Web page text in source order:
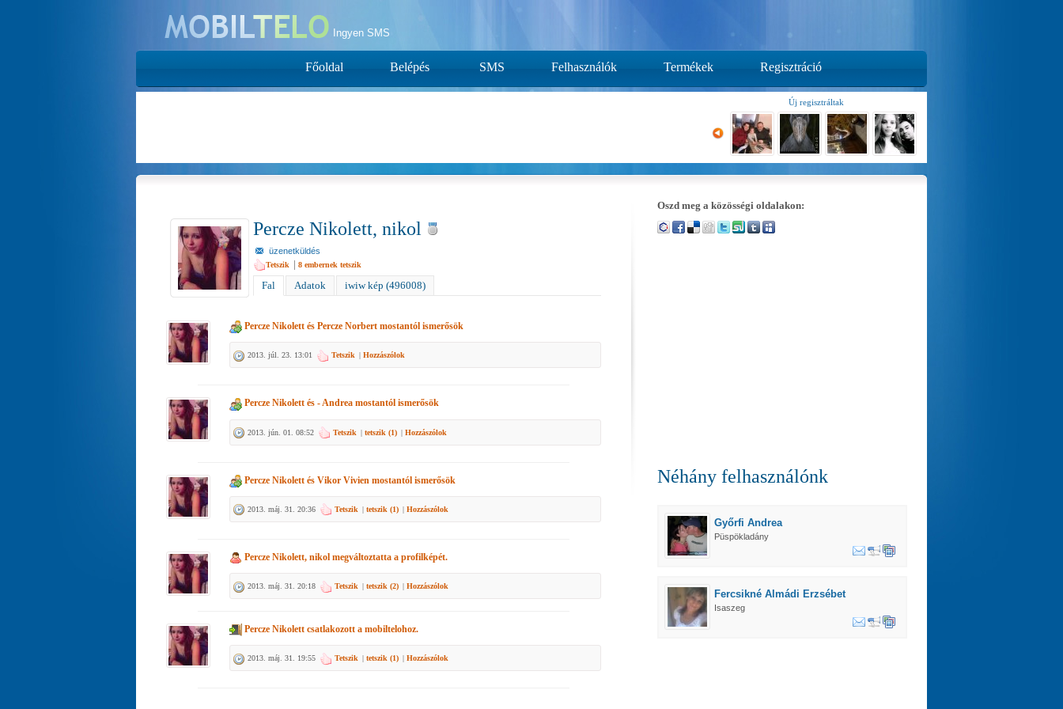
Ingyen SMS
Új regisztráltak
Percze Nikolett, nikol
üzenetküldés
Tetszik | 8 embernek tetszik
Fal Adatok iwiw kép (496008)
Percze Nikolett és Percze Norbert mostantól ismerősök
2013. júl. 23. 13:01 Tetszik | Hozzászólok
Percze Nikolett és - Andrea mostantól ismerősök
2013. jún. 01. 08:52 Tetszik | tetszik (1) | Hozzászólok
Percze Nikolett és Vikor Vivien mostantól ismerősök
2013. máj. 31. 20:36 Tetszik | tetszik (1) | Hozzászólok
Percze Nikolett, nikol megváltoztatta a profilképét.
2013. máj. 31. 20:18 Tetszik | tetszik (2) | Hozzászólok
Percze Nikolett csatlakozott a mobiltelohoz.
2013. máj. 31. 19:55 Tetszik | tetszik (1) | Hozzászólok
Oszd meg a közösségi oldalakon:
Néhány felhasználónk
Győrfi Andrea
Püspökladány
Fercsikné Almádi Erzsébet
Isaszeg
Főoldal Belépés SMS Felhasználók Termékek Regisztráció